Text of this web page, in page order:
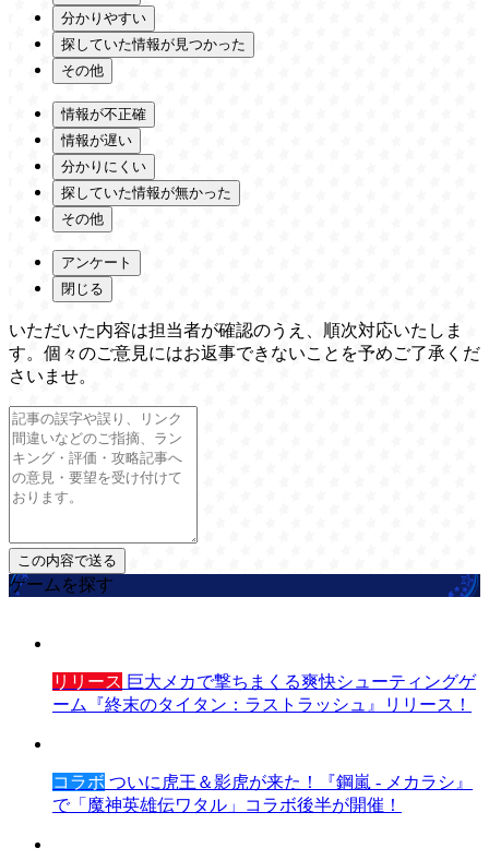
分かりやすい
探していた情報が見つかった
その他
情報が不正確
情報が遅い
分かりにくい
探していた情報が無かった
その他
アンケート
閉じる
いただいた内容は担当者が確認のうえ、順次対応いたしま
す。個々のご意見にはお返事できないことを予めご了承くだ
さいませ。
ゲームを探す
リリース 巨大メカで撃ちまくる爽快シューティングゲ
ーム『終末のタイタン：ラストラッシュ』リリース！
コラボ ついに虎王＆影虎が来た！『鋼嵐 - メカラシ』
で「魔神英雄伝ワタル」コラボ後半が開催！